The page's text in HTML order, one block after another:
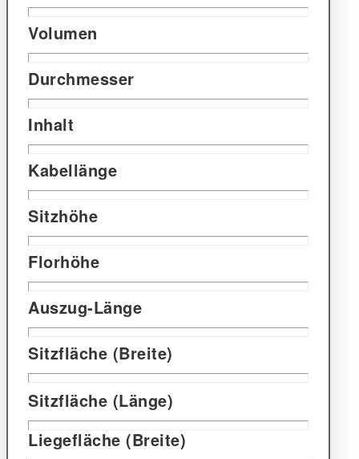
Volumen
Durchmesser
Inhalt
Kabellänge
Sitzhöhe
Florhöhe
Auszug-Länge
Sitzfläche (Breite)
Sitzfläche (Länge)
Liegefläche (Breite)